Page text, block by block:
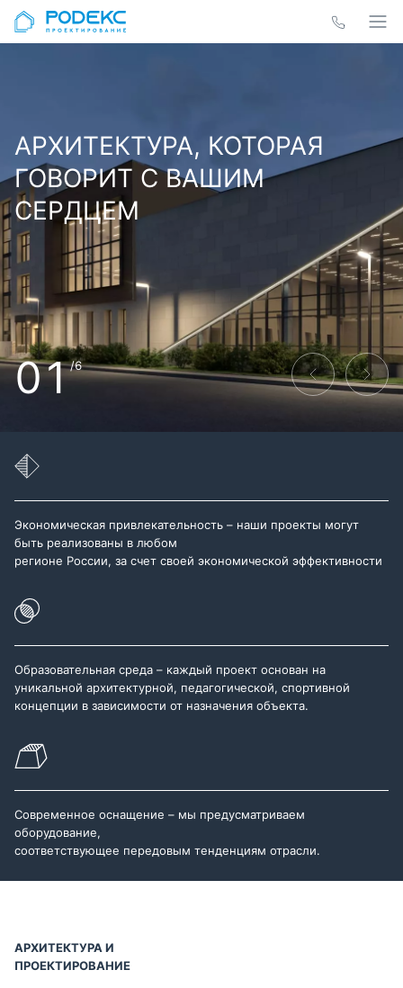
АРХИТЕКТУРА, КОТОРАЯ
ГОВОРИТ С ВАШИМ
СЕРДЦЕМ
01/6
Экономическая привлекательность – наши проекты могут
быть реализованы в любом
регионе России, за счет своей экономической эффективности
Образовательная среда – каждый проект основан на
уникальной архитектурной, педагогической, спортивной
концепции в зависимости от назначения объекта.
Современное оснащение – мы предусматриваем
оборудование,
соответствующее передовым тенденциям отрасли.
АРХИТЕКТУРА И
ПРОЕКТИРОВАНИЕ